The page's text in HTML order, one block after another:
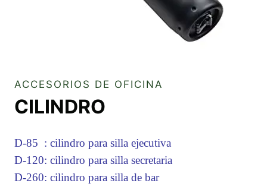
ACCESORIOS DE OFICINA
CILINDRO
D-85 : cilindro para silla ejecutiva
D-120: cilindro para silla secretaria
D-260: cilindro para silla de bar